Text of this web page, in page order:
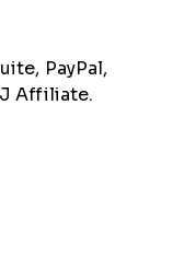
PayPal,
Affiliate.